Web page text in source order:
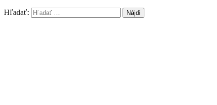
Hľadať: